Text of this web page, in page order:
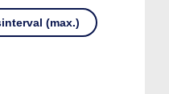
(max.)